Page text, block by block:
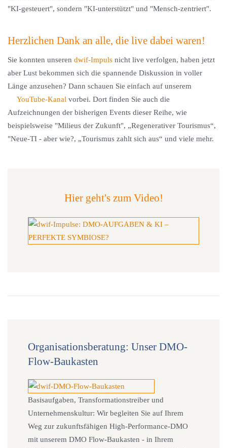
"KI-gesteuert", sondern "KI-unterstützt" und "Mensch-zentriert".
Herzlichen Dank an alle, die live dabei waren!
Sie konnten unseren dwif-Impuls nicht live verfolgen, haben jetzt
aber Lust bekommen sich die spannende Diskussion in voller
Länge anzusehen? Dann schauen Sie einfach auf unserem
YouTube-Kanal vorbei. Dort finden Sie auch die
Aufzeichnungen der bisherigen Events dieser Reihe, wie
beispielsweise "Milieus der Zukunft", „Regenerativer Tourismus“,
"Neue-TI - aber wie?, „Tourismus zahlt sich aus“ und viele mehr.
Hier geht's zum Video!
Organisationsberatung: Unser DMO-
Flow-Baukasten
Basisaufgaben, Transformationstreiber und
Unternehmenskultur: Wir begleiten Sie auf Ihrem
Weg zur zukunftsfähigen High-Performance-DMO
mit unserem DMO Flow-Baukasten - in Ihrem